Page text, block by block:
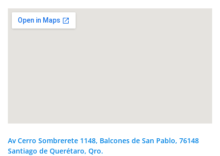
Av Cerro Sombrerete 1148, Balcones de San Pablo, 76148
Santiago de Querétaro, Qro.